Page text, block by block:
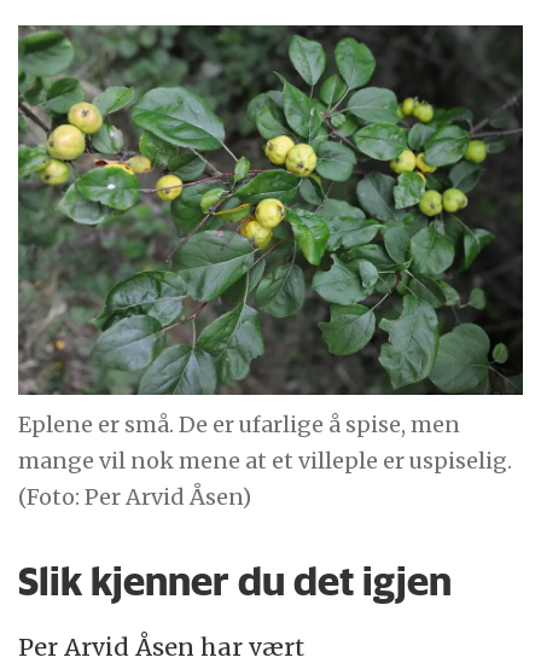
Eplene er små. De er ufarlige å spise, men
mange vil nok mene at et villeple er uspiselig.
(Foto: Per Arvid Åsen)
Slik kjenner du det igjen
Per Arvid Åsen har vært